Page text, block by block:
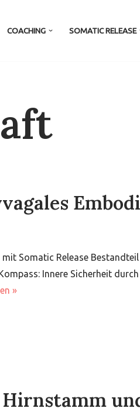
COACHING SOMATIC RELEASE
mit Somatic Release
Innere Sicherheit
»